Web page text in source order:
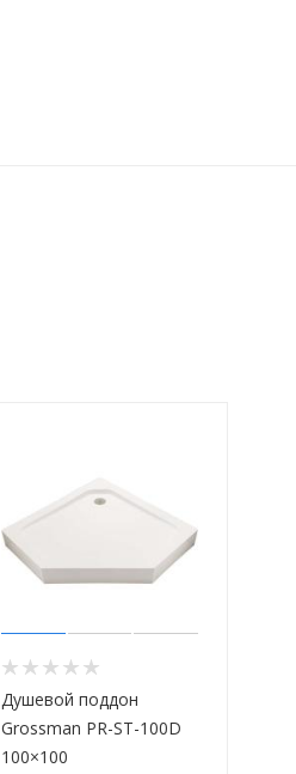
Душевой поддон
Grossman PR-ST-100D
100×100